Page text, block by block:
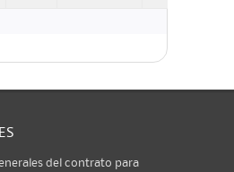
del contrato para